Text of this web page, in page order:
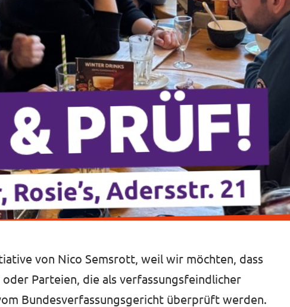
von Nico Semsrott, weil wir möchten, dass
Parteien, die als verfassungsfeindlicher
Bundesverfassungsgericht überprüft werden.